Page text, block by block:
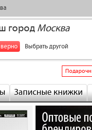
город Москва
Выбрать другой
Записные книжки